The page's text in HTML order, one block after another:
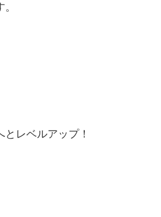
レベルアップ！